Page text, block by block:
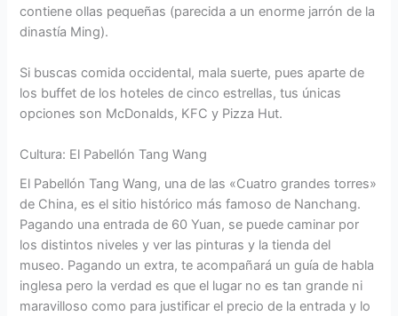
contiene ollas pequeñas (parecida a un enorme jarrón de la
dinastía Ming).
Si buscas comida occidental, mala suerte, pues aparte de
los buffet de los hoteles de cinco estrellas, tus únicas
opciones son McDonalds, KFC y Pizza Hut.
Cultura: El Pabellón Tang Wang
El Pabellón Tang Wang, una de las «Cuatro grandes torres»
de China, es el sitio histórico más famoso de Nanchang.
Pagando una entrada de 60 Yuan, se puede caminar por
los distintos niveles y ver las pinturas y la tienda del
museo. Pagando un extra, te acompañará un guía de habla
inglesa pero la verdad es que el lugar no es tan grande ni
maravilloso como para justificar el precio de la entrada y lo